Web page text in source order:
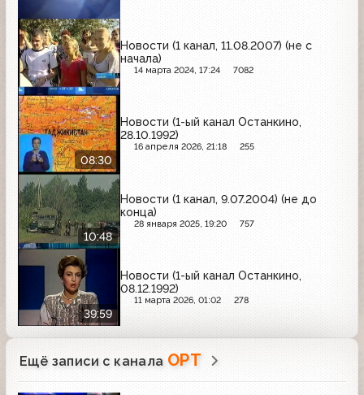
Новости (1 канал, 11.08.2007) (не с
начала)
14 марта 2024, 17:24 7082
08:30
Новости (1-ый канал Останкино,
28.10.1992)
16 апреля 2026, 21:18 255
10:48
Новости (1 канал, 9.07.2004) (не до
конца)
28 января 2025, 19:20 757
39:59
Новости (1-ый канал Останкино,
08.12.1992)
11 марта 2026, 01:02 278
Ещё записи с канала ОРТ